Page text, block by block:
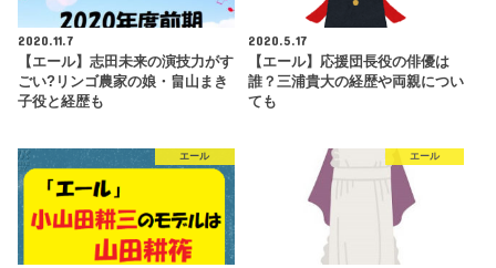
2020.11.7
【エール】志田未来の演技力がす
ごい?リンゴ農家の娘・畠山まき
子役と経歴も
2020.5.17
【エール】応援団長役の俳優は
誰？三浦貴大の経歴や両親につい
ても
エール エール